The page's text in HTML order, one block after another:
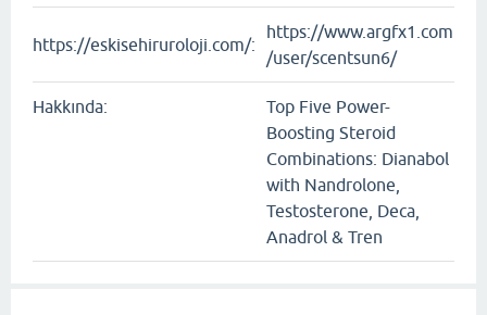
https://eskisehiruroloji.com/:
https://www.argfx1.com
/user/scentsun6/
Hakkında:
Top Five Power-
Boosting Steroid
Combinations: Dianabol
with Nandrolone,
Testosterone, Deca,
Anadrol & Tren